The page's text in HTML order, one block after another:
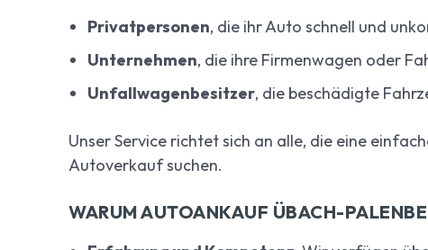
Privatpersonen, die ihr Auto schnell und
Unternehmen, die ihre Firmenwagen oder
Unfallwagenbesitzer, die beschädigte
Unser Service richtet sich an alle, die eine
Autoverkauf suchen.
WARUM AUTOANKAUF ÜBACH-